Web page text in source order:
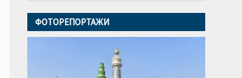
ФОТОРЕПОРТАЖИ